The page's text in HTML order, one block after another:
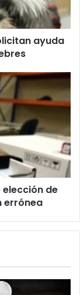
ayuda
elección de
errónea